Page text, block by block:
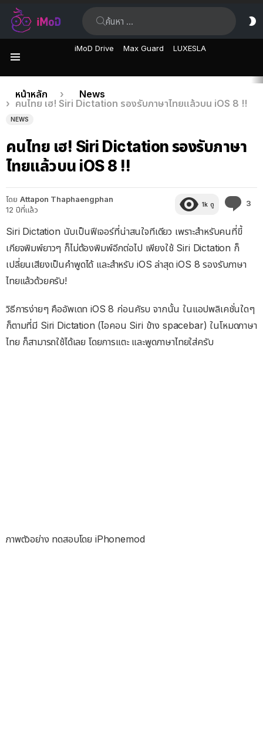
iMoD Drive Max Guard LUXESLA
เรื่อง
ล่าสุด
คุณอยู่ที่นี่:
หน้าหลัก
News
คนไทย เฮ! Siri Dictation รองรับภาษาไทยแล้วบน iOS 8 !!
NEWS
คนไทย เฮ! Siri Dictation รองรับภาษา
ไทยแล้วบน iOS 8 !!
โดย Attapon Thaphaengphan
12 ปีที่แล้ว
1k ดู 3
Siri Dictation นับเป็นฟีเจอร์ที่น่าสนใจทีเดียว เพราะสำหรับคนที่ขี้
เกียจพิมพ์ยาวๆ ก็ไม่ต้องพิมพ์อีกต่อไป เพียงใช้ Siri Dictation ก็
เปลี่ยนเสียงเป็นคำพูดได้ และสำหรับ iOS ล่าสุด iOS 8 รองรับภาษา
ไทยแล้วด้วยครับ!
วิธีการง่ายๆ คืออัพเดท iOS 8 ก่อนคัรบ จากนั้น ในแอปพลิเคชั่นใดๆ
ก็ตามที่มี Siri Dictation (ไอคอน Siri ข้าง spacebar) ในโหมดภาษา
ไทย ก็สามารถใช้ได้เลย โดยการแตะ และพูดภาษาไทยใส่ครับ
ภาพตัวอย่าง ทดสอบโดย iPhonemod